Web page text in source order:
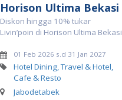
Horison Ultima Bekasi
Diskon hingga 10% tukar
Livin’poin di Horison Ultima Bekasi
01 Feb 2026 s.d 31 Jan 2027
Hotel Dining, Travel & Hotel,
Cafe & Resto
Jabodetabek